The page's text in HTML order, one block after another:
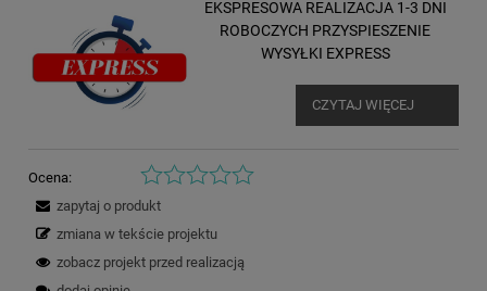
EKSPRESOWA REALIZACJA 1-3 DNI
ROBOCZYCH PRZYSPIESZENIE
WYSYŁKI EXPRESS
CZYTAJ WIĘCEJ
Ocena:
zapytaj o produkt
zmiana w tekście projektu
zobacz projekt przed realizacją